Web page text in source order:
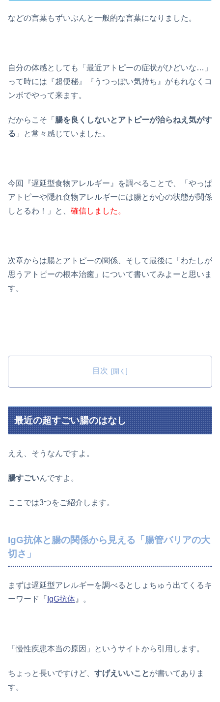
などの言葉もずいぶんと一般的な言葉になりました。
自分の体感としても「最近アトピーの症状がひどいな…」
って時には『超便秘』『うつっぽい気持ち』がもれなくコ
ンボでやって来ます。
だからこそ「 腸を良くしないとアトピーが治らねえ気がす
る 」と常々感じていました。
今回『遅延型食物アレルギー』を調べることで、「やっぱ
アトピーや隠れ食物アレルギーには腸とか心の状態が関係
しとるわ！」と、 確信しました。
次章からは腸とアトピーの関係、そして最後に「わたしが
思うアトピーの根本治癒」について書いてみよーと思いま
す。
目次
最近の超すごい腸のはなし
ええ、そうなんですよ。
腸すごいんですよ。
ここでは3つをご紹介します。
IgG抗体と腸の関係から見える「腸管バリアの大
切さ」
まずは遅延型アレルギーを調べるとしょちゅう出てくるキ
ーワード『 IgG抗体 』。
「慢性疾患本当の原因」というサイトから引用します。
ちょっと長いですけど、 すげえいいことが書いてありま
す。